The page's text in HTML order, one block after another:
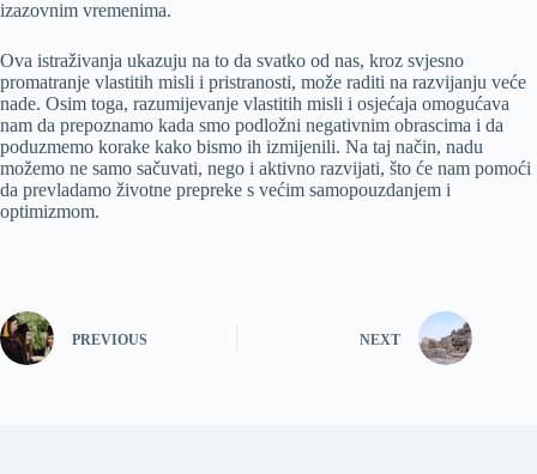
izazovnim vremenima.
Ova istraživanja ukazuju na to da svatko od nas, kroz svjesno
promatranje vlastitih misli i pristranosti, može raditi na razvijanju veće
nade. Osim toga, razumijevanje vlastitih misli i osjećaja omogućava
nam da prepoznamo kada smo podložni negativnim obrascima i da
poduzmemo korake kako bismo ih izmijenili. Na taj način, nadu
možemo ne samo sačuvati, nego i aktivno razvijati, što će nam pomoći
da prevladamo životne prepreke s većim samopouzdanjem i
optimizmom.
PREVIOUS NEXT